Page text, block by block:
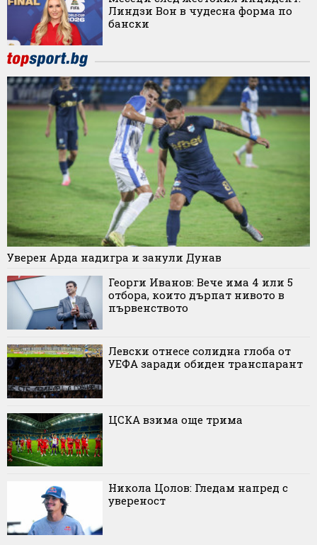
Линдзи Вон в чудесна форма по
бански
Уверен Арда надигра и занули Дунав
Георги Иванов: Вече има 4 или 5
отбора, които дърпат нивото в
първенството
Левски отнесе солидна глоба от
УЕФА заради обиден транспарант
ЦСКА взима още трима
Никола Цолов: Гледам напред с
увереност